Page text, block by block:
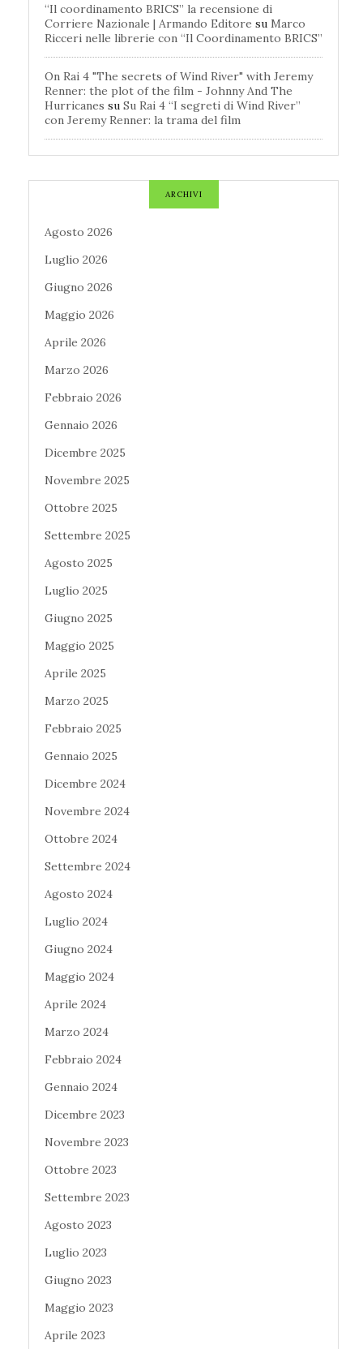
“Il coordinamento BRICS” la recensione di
Corriere Nazionale | Armando Editore su Marco
Ricceri nelle librerie con “Il Coordinamento BRICS”
On Rai 4 "The secrets of Wind River" with Jeremy
Renner: the plot of the film - Johnny And The
Hurricanes su Su Rai 4 “I segreti di Wind River”
con Jeremy Renner: la trama del film
ARCHIVI
Agosto 2026
Luglio 2026
Giugno 2026
Maggio 2026
Aprile 2026
Marzo 2026
Febbraio 2026
Gennaio 2026
Dicembre 2025
Novembre 2025
Ottobre 2025
Settembre 2025
Agosto 2025
Luglio 2025
Giugno 2025
Maggio 2025
Aprile 2025
Marzo 2025
Febbraio 2025
Gennaio 2025
Dicembre 2024
Novembre 2024
Ottobre 2024
Settembre 2024
Agosto 2024
Luglio 2024
Giugno 2024
Maggio 2024
Aprile 2024
Marzo 2024
Febbraio 2024
Gennaio 2024
Dicembre 2023
Novembre 2023
Ottobre 2023
Settembre 2023
Agosto 2023
Luglio 2023
Giugno 2023
Maggio 2023
Aprile 2023